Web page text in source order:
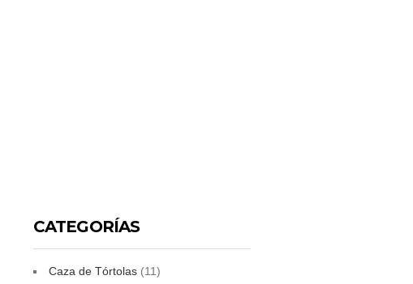
CATEGORÍAS
Caza de Tórtolas(11)